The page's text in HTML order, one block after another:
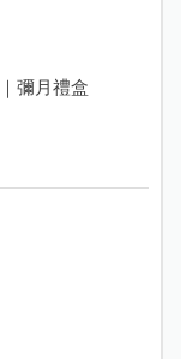
彌月禮盒